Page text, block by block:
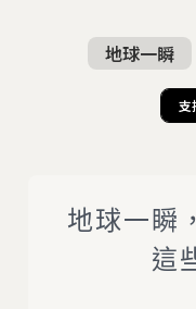
地球一瞬
支
地球一瞬
這